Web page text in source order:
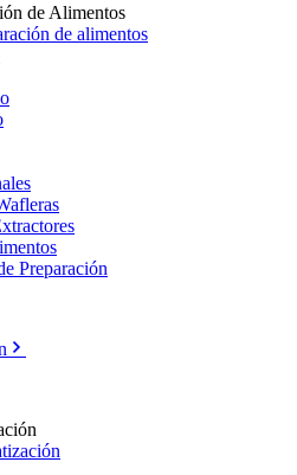
de Alimentos
de alimentos
Preparación